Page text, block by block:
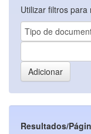
Utilizar filtros
Resultados/